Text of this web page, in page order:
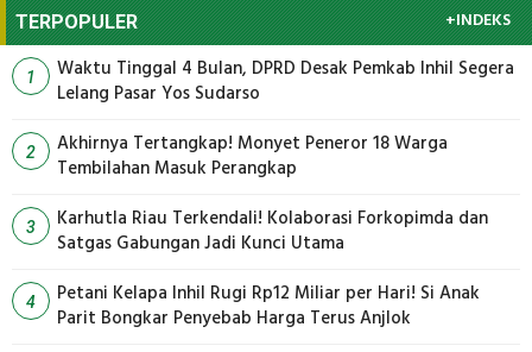
TERPOPULER +INDEKS
1
Waktu Tinggal 4 Bulan, DPRD Desak Pemkab Inhil Segera
Lelang Pasar Yos Sudarso
2
Akhirnya Tertangkap! Monyet Peneror 18 Warga
Tembilahan Masuk Perangkap
3
Karhutla Riau Terkendali! Kolaborasi Forkopimda dan
Satgas Gabungan Jadi Kunci Utama
4
Petani Kelapa Inhil Rugi Rp12 Miliar per Hari! Si Anak
Parit Bongkar Penyebab Harga Terus Anjlok